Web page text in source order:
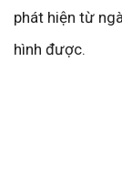
phát hiện từ
hình được.